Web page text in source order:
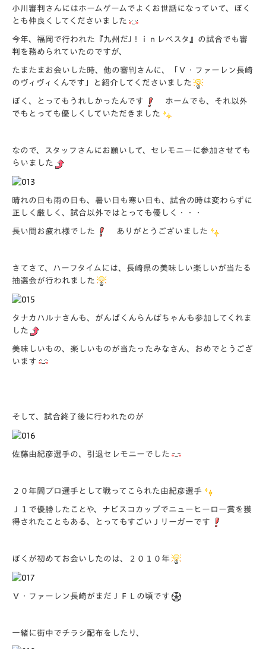
小川審判さんにはホームゲームでよくお世話になっていて、ぼく
とも仲良くしてくださいました
今年、福岡で行われた『九州だJ！ｉｎレベスタ』の試合でも審
判を務められていたのですが、
たまたまお会いした時、他の審判さんに、「 Ｖ・ファーレン長崎
のヴィヴィくんです 」と紹介してくださいました
ぼく、とってもうれしかったんです
ホームでも、それ以外
でもとっても優しくしていただきました
なので、スタッフさんにお願いして、セレモニーに参加させても
らいました
晴れの日も雨の日も、暑い日も寒い日も、試合の時は変わらずに
正しく厳しく、試合以外ではとっても優しく・・・
長い間お疲れ様でした ありがとうございました
さてさて、ハーフタイムには、長崎県の美味しい楽しいが当たる
抽選会が行われました
タナカハルナさんも、がんばくんらんばちゃんも参加してくれま
した
美味しいもの、楽しいものが当たったみなさん、おめでとうござ
います
そして、試合終了後に行われたのが
佐藤由紀彦選手の、引退セレモニーでした
２０年間プロ選手として戦ってこられた由紀彦選手
Ｊ１で優勝したことや、ナビスコカップでニューヒーロー賞を獲
得されたこともある、とってもすごいＪリーガーです
ぼくが初めてお会いしたのは、２０１０年
Ｖ・ファーレン長崎がまだＪＦＬの頃です
一緒に街中でチラシ配布をしたり、